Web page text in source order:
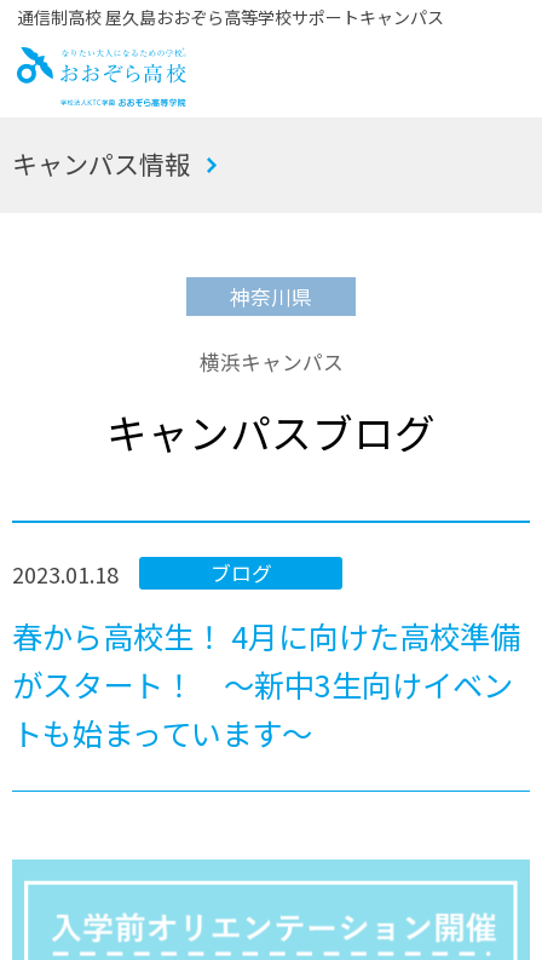
通信制高校 屋久島おおぞら高等学校サポートキャンパス
お
キャンパス情報
神奈川県
横浜キャンパス
キャンパスブログ
ブログ
2023.01.18
春から高校生！ 4月に向けた高校準備
がスタート！ ～新中3生向けイベン
トも始まっています～